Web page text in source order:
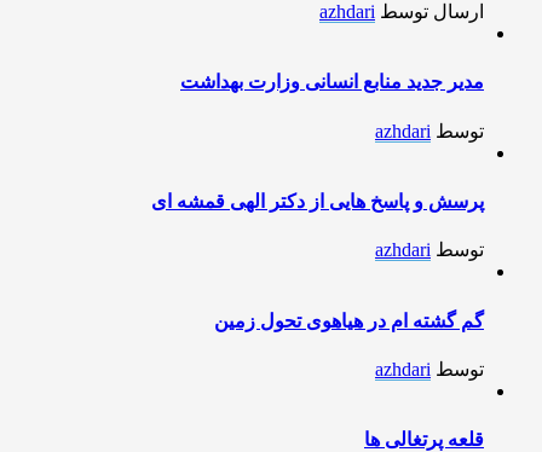
ارسال توسط azhdari
مدیر جدید منابع انسانی وزارت بهداشت
توسط azhdari
پرسش و پاسخ هایی از دکتر الهی قمشه ای
توسط azhdari
گم گشته ام در هیاهوی تحول زمین
توسط azhdari
قلعه پرتغالی ها